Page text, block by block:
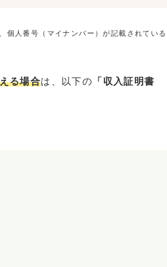
個人番号（マイナンバー）が記載されてい
る場合は、以下の 「収入証明書